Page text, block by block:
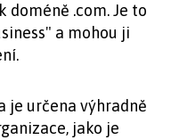
.com. Je to
a mohou ji
je určena výhradně
jako je